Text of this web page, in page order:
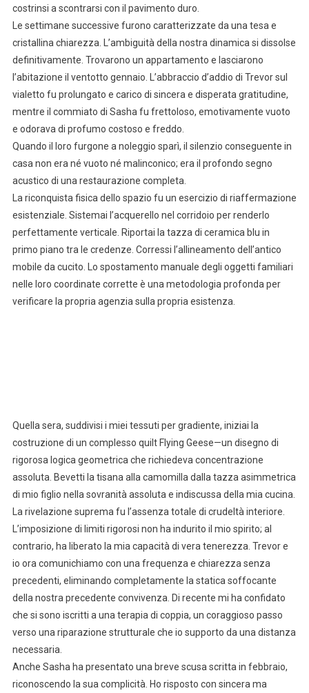
costrinsi a scontrarsi con il pavimento duro.
Le settimane successive furono caratterizzate da una tesa e
cristallina chiarezza. L’ambiguità della nostra dinamica si dissolse
definitivamente. Trovarono un appartamento e lasciarono
l’abitazione il ventotto gennaio. L’abbraccio d’addio di Trevor sul
vialetto fu prolungato e carico di sincera e disperata gratitudine,
mentre il commiato di Sasha fu frettoloso, emotivamente vuoto
e odorava di profumo costoso e freddo.
Quando il loro furgone a noleggio sparì, il silenzio conseguente in
casa non era né vuoto né malinconico; era il profondo segno
acustico di una restaurazione completa.
La riconquista fisica dello spazio fu un esercizio di riaffermazione
esistenziale. Sistemai l’acquerello nel corridoio per renderlo
perfettamente verticale. Riportai la tazza di ceramica blu in
primo piano tra le credenze. Corressi l’allineamento dell’antico
mobile da cucito. Lo spostamento manuale degli oggetti familiari
nelle loro coordinate corrette è una metodologia profonda per
verificare la propria agenzia sulla propria esistenza.
Quella sera, suddivisi i miei tessuti per gradiente, iniziai la
costruzione di un complesso quilt Flying Geese—un disegno di
rigorosa logica geometrica che richiedeva concentrazione
assoluta. Bevetti la tisana alla camomilla dalla tazza asimmetrica
di mio figlio nella sovranità assoluta e indiscussa della mia cucina.
La rivelazione suprema fu l’assenza totale di crudeltà interiore.
L’imposizione di limiti rigorosi non ha indurito il mio spirito; al
contrario, ha liberato la mia capacità di vera tenerezza. Trevor e
io ora comunichiamo con una frequenza e chiarezza senza
precedenti, eliminando completamente la statica soffocante
della nostra precedente convivenza. Di recente mi ha confidato
che si sono iscritti a una terapia di coppia, un coraggioso passo
verso una riparazione strutturale che io supporto da una distanza
necessaria.
Anche Sasha ha presentato una breve scusa scritta in febbraio,
riconoscendo la sua complicità. Ho risposto con sincera ma